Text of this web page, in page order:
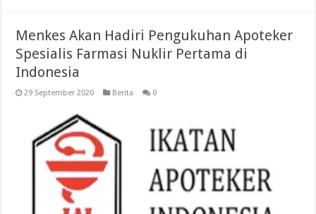
Menkes Akan Hadiri Pengukuhan Apoteker
Spesialis Farmasi Nuklir Pertama di
Indonesia
29 September 2020 Berita 0